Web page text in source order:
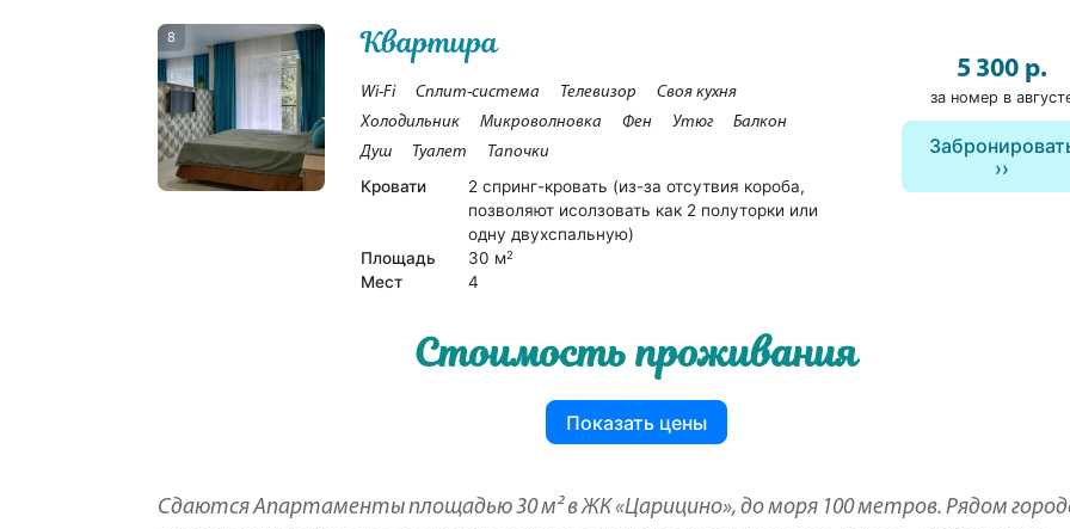
8 Квартира
Wi-Fi Сплит-система Телевизор
Своя кухня
Холодильник
Микроволновка Фен Утюг
Балкон
Душ
Туалет Тапочки
Кровати
2 спринг-кровать (из-за отсутвия короба,
позволяют исолзовать как 2 полуторки или
одну двухспальную)
Площадь
30 м2
Мест 4
5 300 р.
за номер в
Стоимость проживания
Показать цены
Сдаются Апартаменты площадью 30 м² в ЖК «Царицино», до моря 100 метров. Рядом